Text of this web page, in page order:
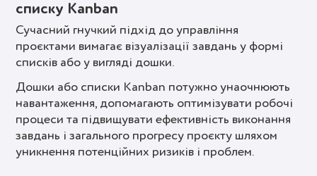
списку Kanban
Сучасний гнучкий підхід до управління
проєктами вимагає візуалізації завдань у формі
списків або у вигляді дошки.
Дошки або списки Kanban потужно унаочнюють
навантаження, допомагають оптимізувати робочі
процеси та підвищувати ефективність виконання
завдань і загального прогресу проєкту шляхом
уникнення потенційних ризиків і проблем.